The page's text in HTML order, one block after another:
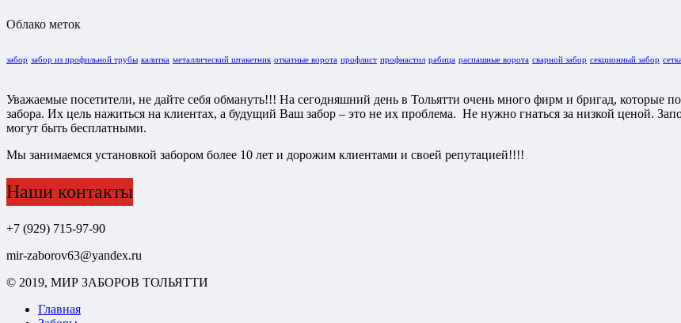
Облако меток
забор забор из профильной трубы калитка металлический штакетник откатные ворота профлист профнастил рабица распашные ворота сварной забор секционный забор
Уважаемые посетители, не дайте себя обмануть!!! На сегодняшний день в Тольятти очень много фирм и бригад, которые
забора. Их цель нажиться на клиентах, а будущий Ваш забор – это не их проблема. Не нужно гнаться за низкой ценой.
могут быть бесплатными.
Мы занимаемся установкой забором более 10 лет и дорожим клиентами и своей репутацией!!!!
Наши контакты
+7 (929) 715-97-90
mir-zaborov63@yandex.ru
© 2019, МИР ЗАБОРОВ ТОЛЬЯТТИ
Главная